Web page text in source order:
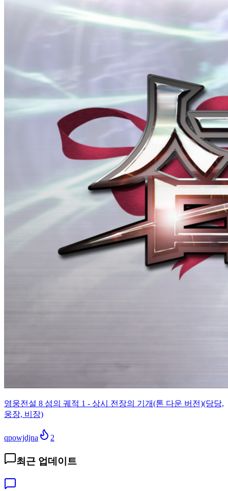
영웅전설 8 섬의 궤적 1 - 상시 전장의 기개(톤 다운 버전)(당당,
웅장, 비장)
qpowjdjna 2
최근 업데이트